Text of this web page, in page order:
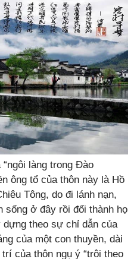
làng trong Đào
ông tổ của thôn này là Hồ
Tông, do đi lánh nạn,
sống ở đây rồi đổi thành họ
theo sự chỉ dẫn của
của một con thuyền, dài
của thôn ngụ ý “trôi theo